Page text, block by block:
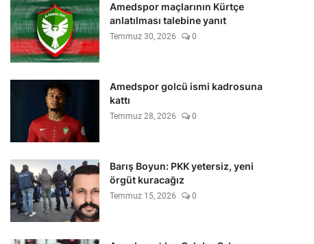
Amedspor maçlarının Kürtçe
anlatılması talebine yanıt
Temmuz 30, 2026 0
Amedspor golcü ismi kadrosuna
kattı
Temmuz 28, 2026 0
Barış Boyun: PKK yetersiz, yeni
örgüt kuracağız
Temmuz 15, 2026 0